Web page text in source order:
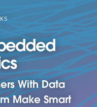
With Data
Make Smart